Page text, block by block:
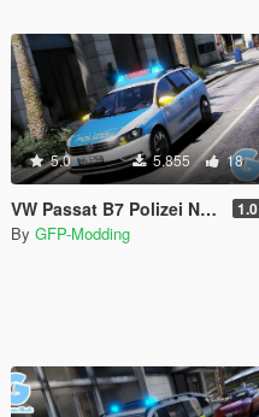
5.0 5.855 18
VW Passat B7 Polizei NRW [ELS] [REFLECTION] 1.0
By GFP-Modding